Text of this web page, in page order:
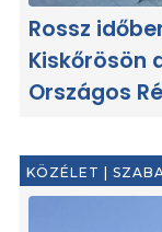
Rossz
Kiskőrösön
Országos
KÖZÉLET |